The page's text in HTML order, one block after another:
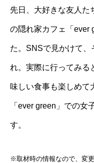
先日、大好きな友人た
の隠れ家カフェ「ever
た。SNSで見かけて、
れ。実際に行ってみる
味しい食事も楽しめて
「ever green」での女
す。
※取材時の情報なので、変